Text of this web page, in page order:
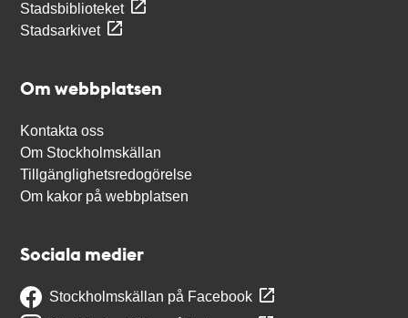
Stadsbiblioteket
Stadsarkivet
Om webbplatsen
Kontakta oss
Om Stockholmskällan
Tillgänglighetsredogörelse
Om kakor på webbplatsen
Sociala medier
Stockholmskällan på Facebook